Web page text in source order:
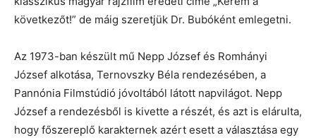
következőt!” de máig szeretjük Dr. Bubóként emlegetni.
Az 1973-ban készült mű Nepp József és Romhányi
József alkotása, Ternovszky Béla rendezésében, a
Pannónia Filmstúdió jóvoltából látott napvilágot. Nepp
József a rendezésből is kivette a részét, és azt is elárulta,
hogy főszereplő karakternek azért esett a választása egy